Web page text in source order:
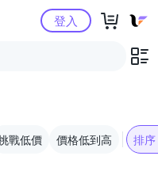
購物中心登入
戰低價 價格低到高 排序